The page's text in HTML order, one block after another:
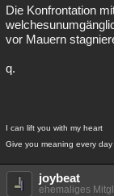
Die Konfrontation
vor Mauern
q.
I can lift you with my heart
Give you meaning every day
joybeat
ehemaliges